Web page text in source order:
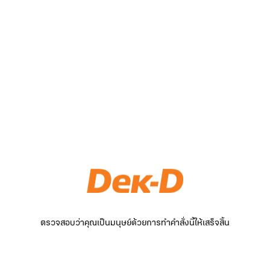
ตรวจสอบว่าคุณเป็นมนุษย์ด้วยการทำคำสั่งนี้ให้เสร็จสิ้น